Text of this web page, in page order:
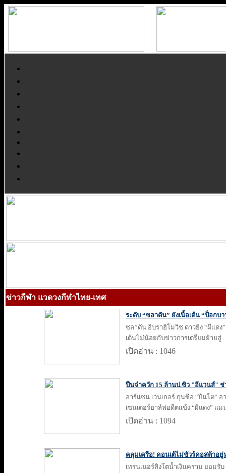
ข่าวกีฬา แวดวงกีฬาไทย-เทศ
ระดับ “ซลาตัน” ยังเนื้อเต้น “ป็อกบ
ซลาตัน อิบราฮิโมวิช ดาวยิง “ผีแดง
เต้นไม่น้อยกับข่าวการเตรียมย้ายสู่
เปิดอ่าน : 1046
ปืนจำควัก 15 ล้านป.ซิว "อีแวนส์" ช่
อาร์แซน เวนเกอร์ กุนซือ “ปืนโต”
เซนเตอร์ฮาล์ฟอดีตแข้ง “ผีแดง” แม
เปิดอ่าน : 1094
คลุมเครือ! คอนเต้ไม่ชัวร์คอสต้าอยู่
เทรนเนอร์สิงโตน้ำเงินคราม ยอม